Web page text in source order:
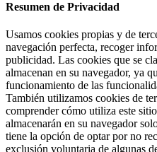
Resumen de Privacidad
Usamos cookies propias y de
navegación perfecta, recoger
publicidad. Las cookies que se
almacenan en su navegador, ya
funcionamiento de las
También utilizamos cookies de
comprender cómo utiliza este
almacenarán en su navegador
tiene la opción de optar por no
exclusión voluntaria de algunas